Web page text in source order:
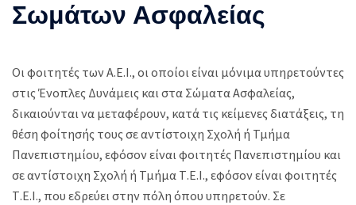
Σωμάτων Ασφαλείας
Οι φοιτητές των Α.Ε.Ι., οι οποίοι είναι μόνιμα υπηρετούντες
στις Ένοπλες Δυνάμεις και στα Σώματα Ασφαλείας,
δικαιούνται να μεταφέρουν, κατά τις κείμενες διατάξεις, τη
θέση φοίτησής τους σε αντίστοιχη Σχολή ή Τμήμα
Πανεπιστημίου, εφόσον είναι φοιτητές Πανεπιστημίου και
σε αντίστοιχη Σχολή ή Τμήμα Τ.Ε.Ι., εφόσον είναι φοιτητές
Τ.Ε.Ι., που εδρεύει στην πόλη όπου υπηρετούν. Σε